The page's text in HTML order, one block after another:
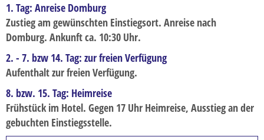
Weihnachts- und Silvesterreise
Winterreise
RADREISEN
ÜBER UNS
Unser Team
Unser Fuhrpark
1. Tag: Anreise Domburg
Zustieg am gewünschten Einstiegsort. Anreise nach
Domburg. Ankunft ca. 10:30 Uhr.
2. - 7. bzw 14. Tag: zur freien Verfügung
Aufenthalt zur freien Verfügung.
8. bzw. 15. Tag: Heimreise
Frühstück im Hotel. Gegen 17 Uhr Heimreise, Ausstieg an der
gebuchten Einstiegsstelle.